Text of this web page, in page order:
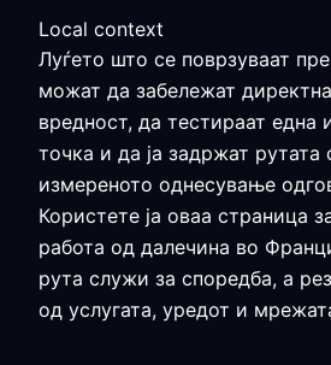
Local context
Луѓето што се поврзуваат
можат да забележат
вредност, да тестираат една
точка и да ја задржат рутата
измереното однесување
Користете ја оваа страница
работа од далечина во
рута служи за споредба, а
од услугата, уредот и